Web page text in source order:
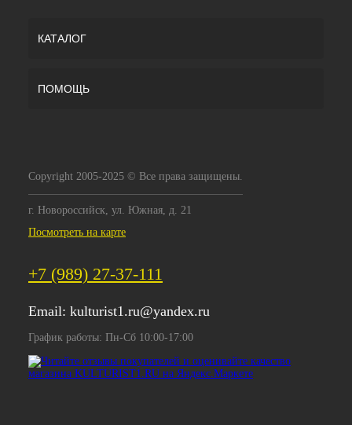
КАТАЛОГ
ПОМОЩЬ
Copyright 2005-2025 © Все права защищены.
г. Новороссийск, ул. Южная, д. 21
Посмотреть на карте
+7 (989) 27-37-111
Email: kulturist1.ru@yandex.ru
График работы: Пн-Сб 10:00-17:00